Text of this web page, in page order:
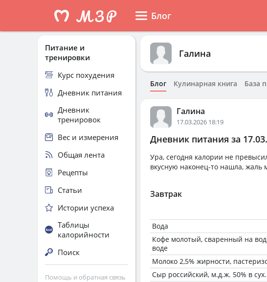
Блог
Галина
Блог Кулинарная книга База
Галина
17.03.2026 18:19
Дневник питания за
Ура, сегодня калории не
вкусную наконец-то нашла, жаль
Завтрак
Вода
Кофе молотый, сваренный на
воде
Молоко 2,5% жирности,
Сыр российский, м.д.ж. 50% в
Питание и
тренировки
Курс похудения
Дневник питания
Дневник
тренировок
Вес и измерения
Общая лента
Рецепты
Статьи
Истории успеха
Таблицы
калорийности
Поиск
Помощь и обратная связь